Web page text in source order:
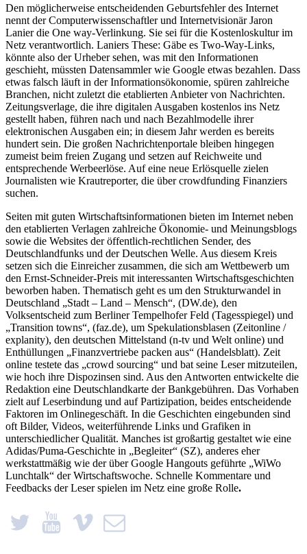
Den möglicherweise entscheidenden Geburtsfehler des Internet
nennt der Computerwissenschaftler und Internetvisionär Jaron
Lanier die One way-Verlinkung. Sie sei für die Kostenloskultur im
Netz verantwortlich. Laniers These: Gäbe es Two-Way-Links,
könnte also der Urheber sehen, was mit den Informationen
geschieht, müssten Datensammler wie Google etwas bezahlen. Dass
etwas falsch läuft in der Informationsökonomie, spüren zahlreiche
Branchen, nicht zuletzt die etablierten Anbieter von Nachrichten.
Zeitungsverlage, die ihre digitalen Ausgaben kostenlos ins Netz
gestellt haben, führen nach und nach Bezahlmodelle ihrer
elektronischen Ausgaben ein; in diesem Jahr werden es bereits
hundert sein. Die großen Nachrichtenportale bleiben hingegen
zumeist beim freien Zugang und setzen auf Reichweite und
entsprechende Werbeerlöse. Auf eine neue Erlösquelle zielen
Journalisten wie Krautreporter, die über crowdfunding Finanziers
suchen.
Seiten mit guten Wirtschaftsinformationen bieten im Internet neben
den etablierten Verlagen zahlreiche Ökonomie- und Meinungsblogs
sowie die Websites der öffentlich-rechtlichen Sender, des
Deutschlandfunks und der Deutschen Welle. Aus diesem Kreis
setzen sich die Einreicher zusammen, die sich am Wettbewerb um
den Ernst-Schneider-Preis mit interessanten Wirtschaftsgeschichten
beworben haben. Thematisch geht es um den Strukturwandel in
Deutschland „Stadt – Land – Mensch“, (DW.de), den
Volksentscheid zum Berliner Tempelhofer Feld (Tagesspiegel) und
„Transition towns“, (faz.de), um Spekulationsblasen (Zeitonline /
explanity), den deutschen Mittelstand (n-tv und Welt online) und
Enthüllungen „Finanzvertriebe packen aus“ (Handelsblatt). Zeit
online testete das „crowd sourcing“ und bat seine Leser mitzuteilen,
wie hoch ihre Dispozinsen sind. Aus den Antworten entwickelte die
Redaktion eine Deutschlandkarte der Bankgebühren. Das Vorhaben
zielt auf Leserbindung und auf Partizipation, beides entscheidende
Faktoren im Onlinegeschäft. In die Geschichten eingebunden sind
oft Bilder, Videos, weiterführende Links und Grafiken in
unterschiedlicher Qualität. Manches ist großartig gestaltet wie eine
Adidas/Puma-Geschichte in „Begleiter“ (SZ), anderes eher
werkstattmäßig wie der über Google Hangouts geführte „WiWo
Lunchtalk“ der Wirtschaftswoche. Schnelle Kommentare und
Feedbacks der Leser spielen im Netz eine große Rolle.